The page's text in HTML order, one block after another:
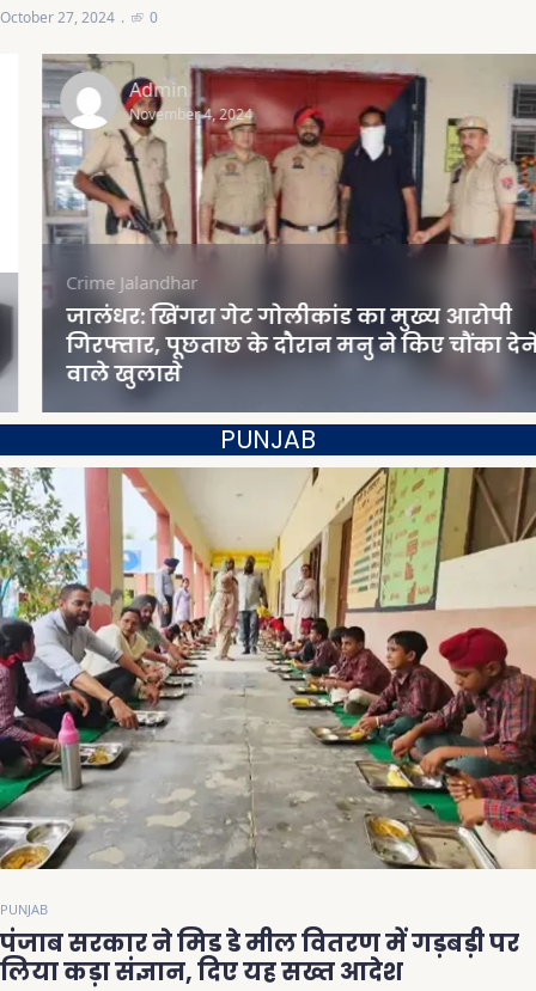
October 27, 2024 0
Admin
November 4, 2024
Crime Jalandhar
जालंधर: खिंगरा गेट गोलीकांड का मुख्य आरोपी
गिरफ्तार, पूछताछ के दौरान मनु ने किए चौंका देने
वाले खुलासे
PUNJAB
PUNJAB
पंजाब सरकार ने मिड डे मील वितरण में गड़बड़ी पर
लिया कड़ा संज्ञान, दिए यह सख्त आदेश